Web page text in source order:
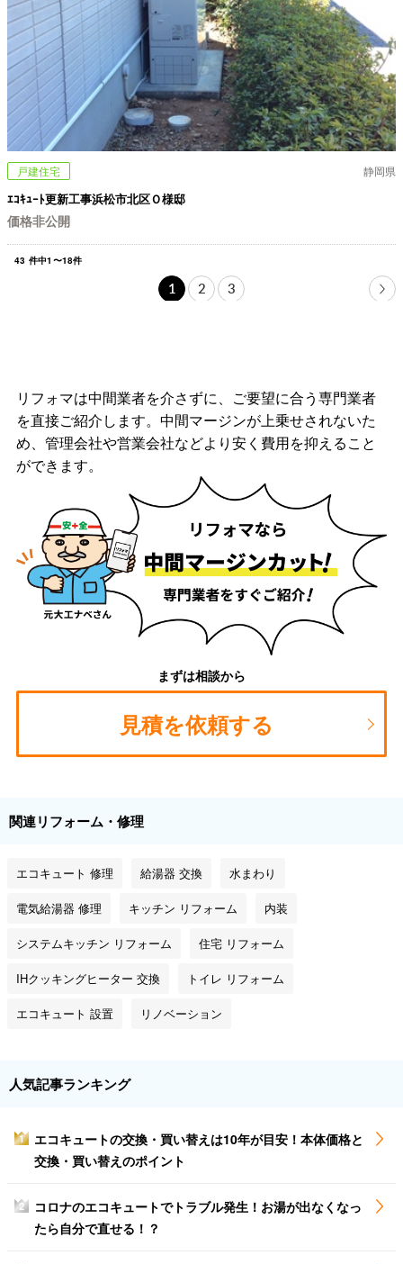
戸建住宅 静岡県
ｴｺｷｭｰﾄ更新工事浜松市北区Ｏ様邸
価格非公開
43 件中1 〜18件
1 2 3
リフォマは中間業者を介さずに、ご要望に合う専門業者
を直接ご紹介します。中間マージンが上乗せされないた
め、管理会社や営業会社などより安く費用を抑えること
ができます。
まずは相談から
見積を依頼する
関連リフォーム・修理
エコキュート 修理 給湯器 交換 水まわり
電気給湯器 修理 キッチン リフォーム 内装
システムキッチン リフォーム 住宅 リフォーム
IHクッキングヒーター 交換 トイレ リフォーム
エコキュート 設置 リノベーション
人気記事ランキング
1
エコキュートの交換・買い替えは10年が目安！本体価格と
交換・買い替えのポイント
2
コロナのエコキュートでトラブル発生！お湯が出なくなっ
たら自分で直せる！？